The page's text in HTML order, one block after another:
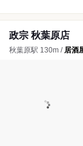
政宗 秋葉原店
秋葉原駅 130m / 居酒